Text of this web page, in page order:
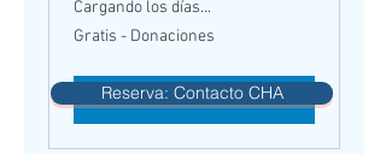
Cargando los días...
Gratis
-Gratis - Donaciones
Reservar ahora
Reserva: Contacto CHA